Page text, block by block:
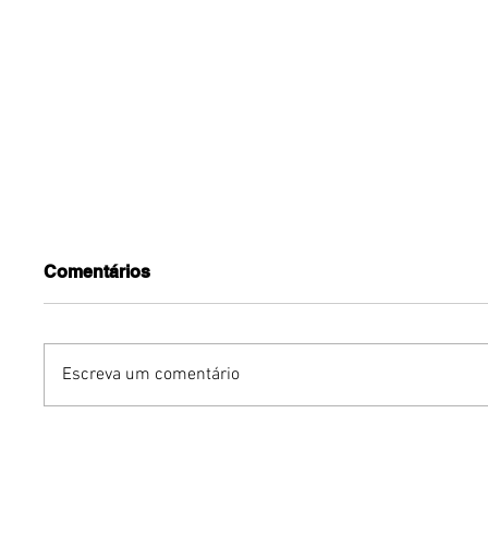
Comentários
Escreva um comentário